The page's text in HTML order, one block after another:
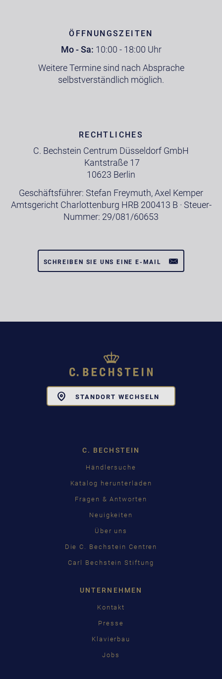
ÖFFNUNGSZEITEN
Mo - Sa: 10:00 - 18:00 Uhr
Weitere Termine sind nach Absprache
selbstverständlich möglich.
RECHTLICHES
C. Bechstein Centrum Düsseldorf GmbH
Kantstraße 17
10623 Berlin
Geschäftsführer: Stefan Freymuth, Axel Kemper
Amtsgericht Charlottenburg HRB 200413 B · Steuer-
Nummer: 29/081/60653
SCHREIBEN SIE UNS EINE E-MAIL
STANDORT WECHSELN
C. BECHSTEIN
Händlersuche
Katalog herunterladen
Fragen & Antworten
Neuigkeiten
Über uns
Die C. Bechstein Centren
Carl Bechstein Stiftung
UNTERNEHMEN
Kontakt
Presse
Klavierbau
Jobs